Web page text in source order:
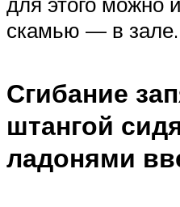
скамью — в зале.
Сгибание
штангой
ладонями